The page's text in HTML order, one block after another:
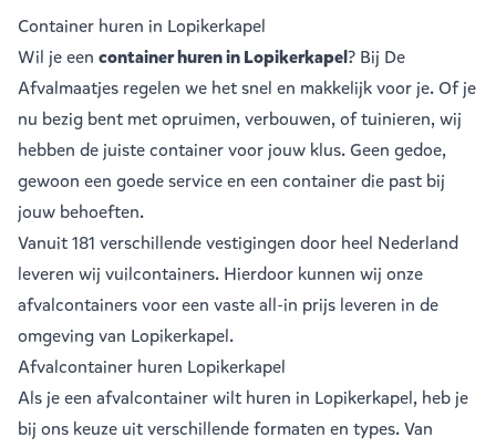
Container huren in Lopikerkapel
Wil je een container huren in Lopikerkapel? Bij De
Afvalmaatjes regelen we het snel en makkelijk voor je. Of je
nu bezig bent met opruimen, verbouwen, of tuinieren, wij
hebben de juiste container voor jouw klus. Geen gedoe,
gewoon een goede service en een container die past bij
jouw behoeften.
Vanuit181 verschillende vestigingen door heel Nederland
leveren wij vuilcontainers. Hierdoor kunnen wij onze
afvalcontainers voor een vaste all-in prijs leveren in de
omgeving van Lopikerkapel.
Afvalcontainer huren Lopikerkapel
Als je een afvalcontainerwilt huren in Lopikerkapel, heb je
bij ons keuze uit verschillende formaten en types. Van